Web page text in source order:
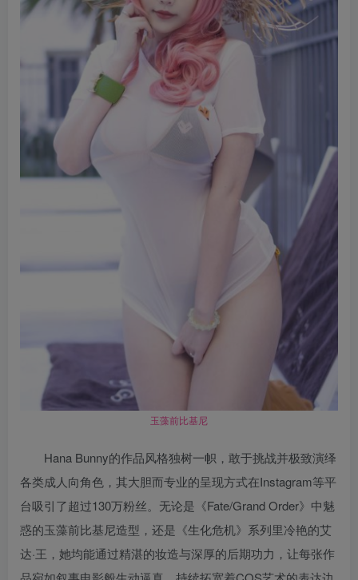
玉藻前比基尼
Hana Bunny的作品风格独树一帜，敢于挑战并极致演绎
各类成人向角色，其大胆而专业的呈现方式在Instagram等平
台吸引了超过130万粉丝。无论是《Fate/Grand Order》中魅
惑的玉藻前比基尼造型，还是《生化危机》系列里冷艳的艾
达·王，她均能通过精湛的妆造与深厚的后期功力，让每张作